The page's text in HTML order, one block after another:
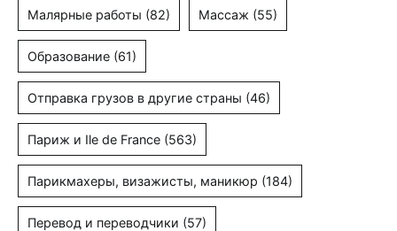
Малярные работы (82) Массаж (55)
Образование (61)
Отправка грузов в другие страны (46)
Париж и Ile de France (563)
Парикмахеры, визажисты, маникюр (184)
Перевод и переводчики (57)